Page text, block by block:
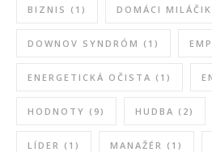
BIZNIS (1) DOMÁCI MILÁČIK
DOWNOV SYNDRÓM (1)
ENERGETICKÁ OČISTA (1)
HODNOTY (9) HUDBA (2)
LÍDER (1) MANAŽÉR (1)